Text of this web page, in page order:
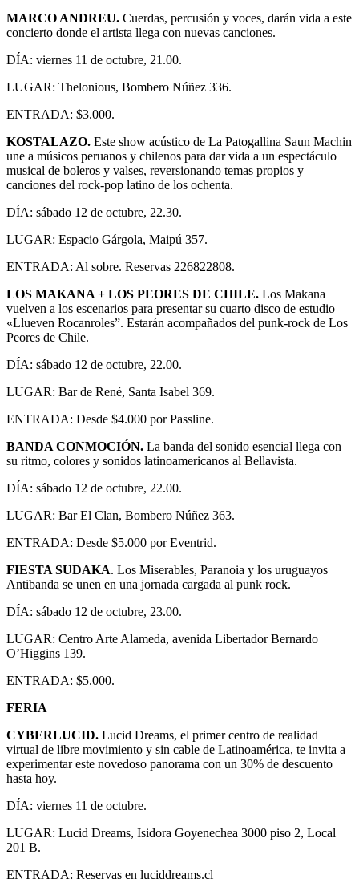
MARCO ANDREU. Cuerdas, percusión y voces, darán vida a este
concierto donde el artista llega con nuevas canciones.
DÍA: viernes 11 de octubre, 21.00.
LUGAR: Thelonious, Bombero Núñez 336.
ENTRADA: $3.000.
KOSTALAZO. Este show acústico de La Patogallina Saun Machin
une a músicos peruanos y chilenos para dar vida a un espectáculo
musical de boleros y valses, reversionando temas propios y
canciones del rock-pop latino de los ochenta.
DÍA: sábado 12 de octubre, 22.30.
LUGAR: Espacio Gárgola, Maipú 357.
ENTRADA: Al sobre. Reservas 226822808.
LOS MAKANA + LOS PEORES DE CHILE. Los Makana
vuelven a los escenarios para presentar su cuarto disco de estudio
«Llueven Rocanroles”. Estarán acompañados del punk-rock de Los
Peores de Chile.
DÍA: sábado 12 de octubre, 22.00.
LUGAR: Bar de René, Santa Isabel 369.
ENTRADA: Desde $4.000 por Passline.
BANDA CONMOCIÓN. La banda del sonido esencial llega con
su ritmo, colores y sonidos latinoamericanos al Bellavista.
DÍA: sábado 12 de octubre, 22.00.
LUGAR: Bar El Clan, Bombero Núñez 363.
ENTRADA: Desde $5.000 por Eventrid.
FIESTA SUDAKA. Los Miserables, Paranoia y los uruguayos
Antibanda se unen en una jornada cargada al punk rock.
DÍA: sábado 12 de octubre, 23.00.
LUGAR: Centro Arte Alameda, avenida Libertador Bernardo
O’Higgins 139.
ENTRADA: $5.000.
FERIA
CYBERLUCID. Lucid Dreams, el primer centro de realidad
virtual de libre movimiento y sin cable de Latinoamérica, te invita a
experimentar este novedoso panorama con un 30% de descuento
hasta hoy.
DÍA: viernes 11 de octubre.
LUGAR: Lucid Dreams, Isidora Goyenechea 3000 piso 2, Local
201 B.
ENTRADA: Reservas en luciddreams.cl